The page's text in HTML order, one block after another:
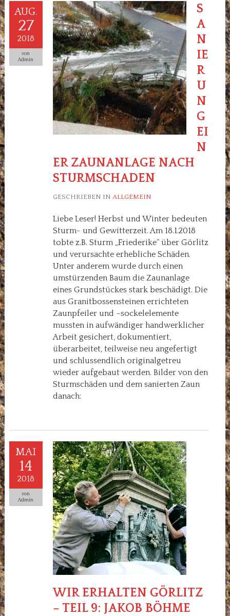
AUG.
27
2018
von
Admin
S
A
N
IE
R
U
N
G
EI
N
ER ZAUNANLAGE NACH
STURMSCHADEN
GESCHRIEBEN IN ALLGEMEIN
Liebe Leser! Herbst und Winter bedeuten
Sturm- und Gewitterzeit. Am 18.1.2018
tobte z.B. Sturm „Friederike“ über Görlitz
und verursachte erhebliche Schäden.
Unter anderem wurde durch einen
umstürzenden Baum die Zaunanlage
eines Grundstückes stark beschädigt. Die
aus Granitbossensteinen errichteten
Zaunpfeiler und –sockelelemente
mussten in aufwändiger handwerklicher
Arbeit gesichert, dokumentiert,
überarbeitet, teilweise neu angefertigt
und schlussendlich originalgetreu
wieder aufgebaut werden. Bilder von den
Sturmschäden und dem sanierten Zaun
danach:
MAI
14
2018
von
Admin
WIR ERHALTEN GÖRLITZ
– TEIL 9: JAKOB BÖHME